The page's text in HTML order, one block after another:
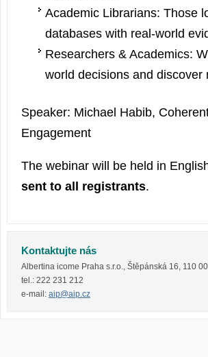
Academic Librarians: Those
databases with real-world
Researchers & Academics:
world decisions and
Speaker: Michael Habib,
Engagement
The webinar will be held in
sent to all registrants.
Kontaktujte nás
Albertina icome Praha s.r.o. Štěpánská 16 110 00
tel.: 222 231 212
e-mail: aip@aip.cz